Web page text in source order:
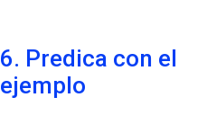
6. Predica con el
ejemplo